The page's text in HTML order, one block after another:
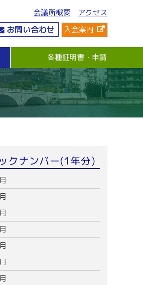
会議所概要 アクセス
お問い合わせ 入会案内
融資
社会情勢
要望・提言
地域活性化
口相談）
ん取引情報提供事業)
ループ取引信用保険）
険制度
各種証明書・申請
クナンバー(1年分)